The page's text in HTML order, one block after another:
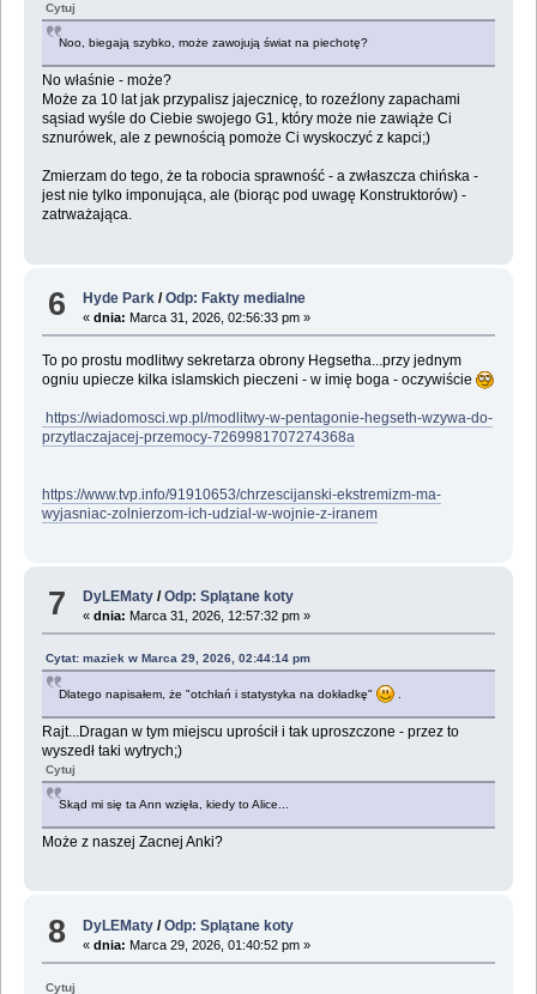
Cytuj
Noo, biegają szybko, może zawojują świat na piechotę?
No właśnie - może?
Może za 10 lat jak przypalisz jajecznicę, to rozeźlony zapachami
sąsiad wyśle do Ciebie swojego G1, który może nie zawiąże Ci
sznurówek, ale z pewnością pomoże Ci wyskoczyć z kapci;)
Zmierzam do tego, że ta robocia sprawność - a zwłaszcza chińska -
jest nie tylko imponująca, ale (biorąc pod uwagę Konstruktorów) -
zatrważająca.
6 Hyde Park /Odp: Fakty medialne
«dnia: Marca 31, 2026, 02:56:33 pm »
To po prostu modlitwy sekretarza obrony Hegsetha...przy jednym
ogniu upiecze kilka islamskich pieczeni - w imię boga - oczywiście
https://wiadomosci.wp.pl/modlitwy-w-pentagonie-hegseth-wzywa-do-
przytlaczajacej-przemocy-7269981707274368a
https://www.tvp.info/91910653/chrzescijanski-ekstremizm-ma-
wyjasniac-zolnierzom-ich-udzial-w-wojnie-z-iranem
7 DyLEMaty /Odp: Splątane koty
«dnia: Marca 31, 2026, 12:57:32 pm »
Cytat: maziek w Marca 29, 2026, 02:44:14 pm
Dlatego napisałem, że "otchłań i statystyka na dokładkę" .
Rajt...Dragan w tym miejscu uprościł i tak uproszczone - przez to
wyszedł taki wytrych;)
Cytuj
Skąd mi się ta Ann wzięła, kiedy to Alice...
Może z naszej Zacnej Anki?
8 DyLEMaty /Odp: Splątane koty
«dnia: Marca 29, 2026, 01:40:52 pm »
Cytuj